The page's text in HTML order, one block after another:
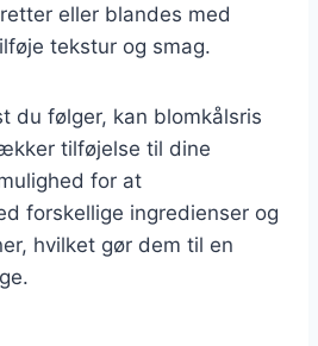
eller blandes med
tekstur og smag.
du følger, kan blomkålsris
tilføjelse til dine
for at
forskellige ingredienser og
hvilket gør dem til en